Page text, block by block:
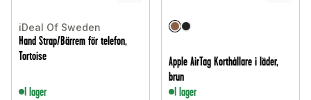
iDeal Of Sweden
Hand Strap/Bärrem för telefon,
Tortoise
I lager
Apple AirTag Korthållare i läder,
brun
I lager